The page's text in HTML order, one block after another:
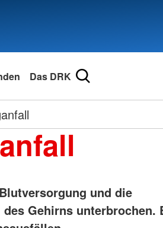
Das DRK
und die
Gehirns unterbrochen.